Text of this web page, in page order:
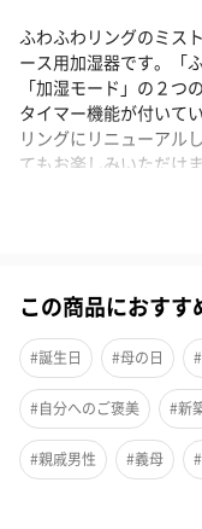
ふわふわリングのミス
ース用加湿器です。「
「加湿モード」の２つ
タイマー機能が付いて
リングにリニューアル
てもお楽しみいただけま
プライベートスペ
ボタンひとつで「ふわ
り替えることができま
ポンッポンッとふわふ
らしく、見た目にも楽
この商品におすす
#誕生日 #母の日
#自分へのご褒美 #新
#親戚男性 #義母